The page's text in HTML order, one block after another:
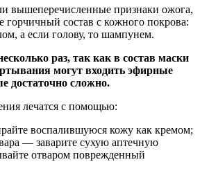
вышеперечисленные признаки ожога,
горчичный состав с кожного покрова:
а если голову, то шампунем.
раз, так как в состав маски
могут входить эфирные
достаточно сложно.
лечатся с помощью:
воспалившуюся кожу как кремом;
— заварите сухую аптечную
отваром поврежденный